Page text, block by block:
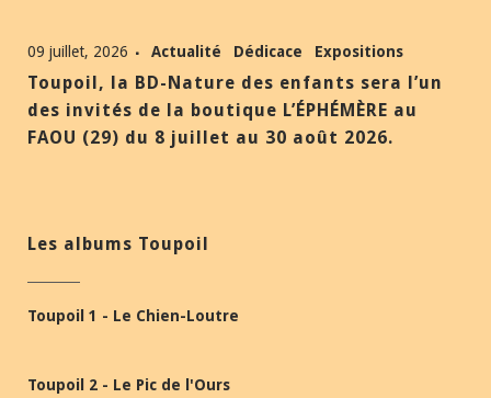
09 juillet, 2026 Actualité Dédicace Expositions
Toupoil, la BD-Nature des enfants sera l’un
des invités de la boutique L’ÉPHÉMÈRE au
FAOU (29) du 8 juillet au 30 août 2026.
Les albums Toupoil
Toupoil 1 - Le Chien-Loutre
Toupoil 2 - Le Pic de l'Ours